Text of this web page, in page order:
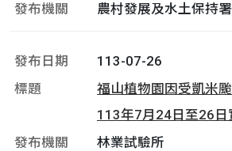
農村發展及水土保持署
113-07-26
福山植物園因受凱米
113年7月24日至26日
林業試驗所